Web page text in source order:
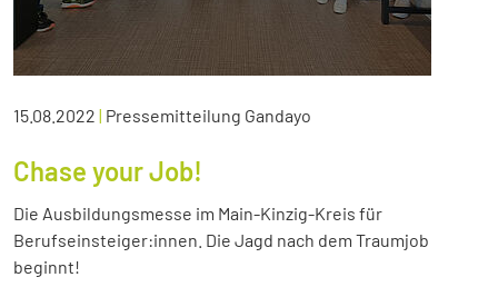
15.08.2022 | Pressemitteilung Gandayo
Chase your Job!
Die Ausbildungsmesse im Main-Kinzig-Kreis für
Berufseinsteiger:innen. Die Jagd nach dem Traumjob
beginnt!